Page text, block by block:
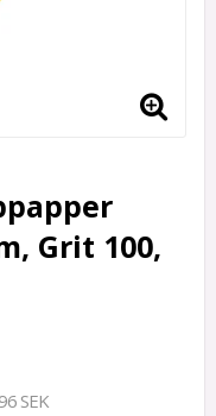
Grit 100,
SEK